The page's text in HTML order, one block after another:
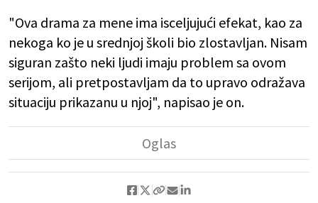
"Ova drama za mene ima isceljujući efekat, kao za
nekoga ko je u srednjoj školi bio zlostavljan. Nisam
siguran zašto neki ljudi imaju problem sa ovom
serijom, ali pretpostavljam da to upravo odražava
situaciju prikazanu u njoj", napisao je on.